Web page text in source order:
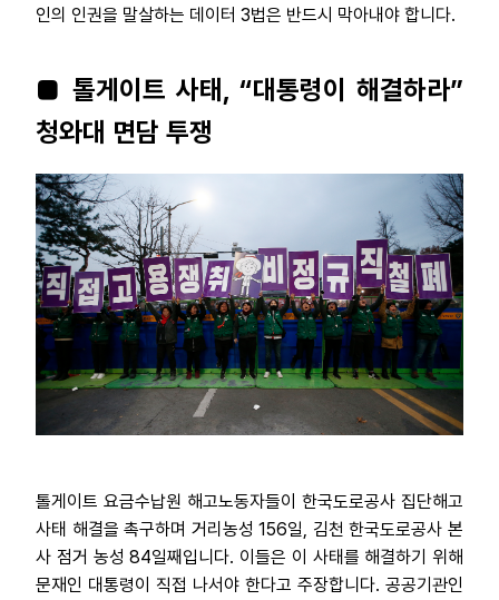
인의 인권을 말살하는 데이터 3법은 반드시 막아내야 합니다.
■ 톨게이트 사태, “대통령이 해결하라”
청와대 면담 투쟁
톨게이트 요금수납원 해고노동자들이 한국도로공사 집단해고
사태 해결을 촉구하며 거리농성 156일, 김천 한국도로공사 본
사 점거 농성 84일째입니다. 이들은 이 사태를 해결하기 위해
문재인 대통령이 직접 나서야 한다고 주장합니다. 공공기관인